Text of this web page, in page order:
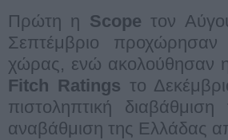
Πρώτη η Scope τον
Σεπτέμβριο
χώρας, ενώ ακολούθησαν
Fitch Ratings το
πιστοληπτική
αναβάθμιση της Ελλάδας